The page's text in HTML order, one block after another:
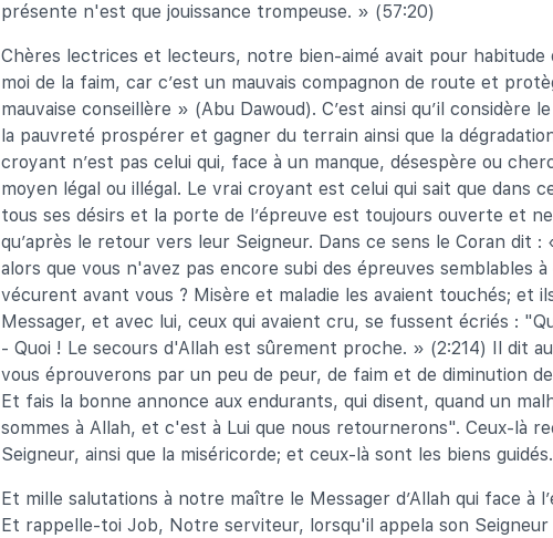
présente n'est que jouissance trompeuse. » (57:20)
Chères lectrices et lecteurs, notre bien-aimé avait pour habitude
moi de la faim, car c’est un mauvais compagnon de route et
mauvaise conseillère » (Abu Dawoud). C’est ainsi qu’il considère
la pauvreté prospérer et gagner du terrain ainsi que la
croyant n’est pas celui qui, face à un manque, désespère ou
moyen légal ou illégal. Le vrai croyant est celui qui sait que dans
tous ses désirs et la porte de l’épreuve est toujours ouverte et
qu’après le retour vers leur Seigneur. Dans ce sens le Coran dit :
alors que vous n'avez pas encore subi des épreuves semblables
vécurent avant vous ? Misère et maladie les avaient touchés; et
Messager, et avec lui, ceux qui avaient cru, se fussent écriés :
- Quoi ! Le secours d'Allah est sûrement proche. » (2:214) Il dit
vous éprouverons par un peu de peur, de faim et de diminution
Et fais la bonne annonce aux endurants, qui disent, quand un
sommes à Allah, et c'est à Lui que nous retournerons". Ceux-là
Seigneur, ainsi que la miséricorde; et ceux-là sont les biens
Et mille salutations à notre maître le Messager d’Allah qui face à
Et rappelle-toi Job, Notre serviteur, lorsqu'il appela son